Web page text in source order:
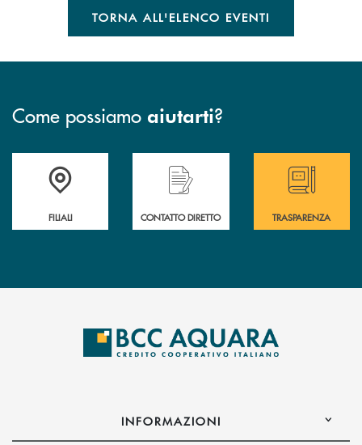
TORNA ALL'ELENCO EVENTI
Come possiamo aiutarti?
Trova la filiale più vicina a te
FILIALI
Hai bisogno di assistenza immediata ?
CONTATTO DIRETTO
Hai bisogno di
TRASPARENZA
INFORMAZIONI